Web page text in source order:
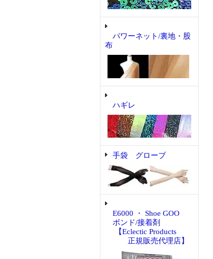
パワーネット/裏地・股
布
ハギレ
手袋 グローブ
E6000 ・ Shoe GOO
ボンド/接着剤
【Eclectic Products
正規販売代理店】